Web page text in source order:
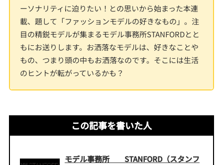
ーソナリティに迫りたい！との思いから始まった本連
載、題して「ファッションモデルの好きなもの」。注
目の精鋭モデルが集まるモデル事務所STANFORDとと
もにお送りします。お洒落なモデルは、好きなことや
もの、つまり頭の中もお洒落なのです。そこには生活
のヒントが転がっているかも？
この記事を書いた人
モデル事務所 STANFORD（スタンフ